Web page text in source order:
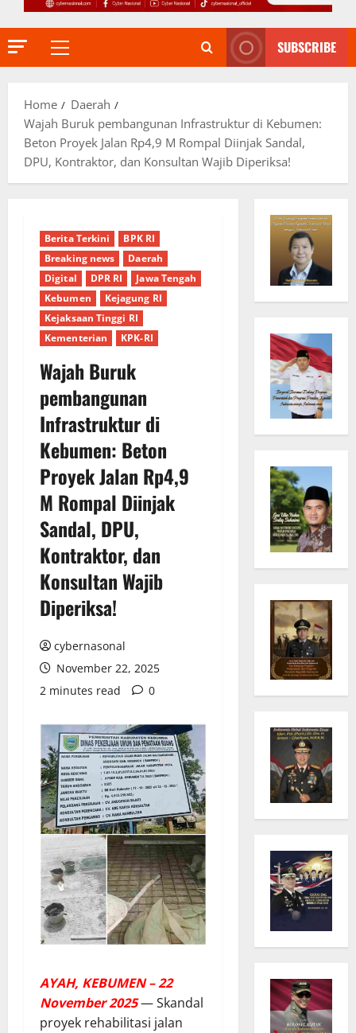
Primary
SUBSCRIBE
Home
Daerah
Wajah Buruk pembangunan Infrastruktur di Kebumen:
Beton Proyek Jalan Rp4,9 M Rompal Diinjak Sandal,
DPU, Kontraktor, dan Konsultan Wajib Diperiksa!
Berita Terkini
BPK RI
Breaking news
Daerah
Digital
DPR RI
Jawa Tengah
Kebumen
Kejagung RI
Kejaksaan Tinggi RI
Kementerian
KPK-RI
Wajah Buruk
pembangunan
Infrastruktur di
Kebumen: Beton
Proyek Jalan Rp4,9
M Rompal Diinjak
Sandal, DPU,
Kontraktor, dan
Konsultan Wajib
Diperiksa!
cybernasonal
November 22, 2025
2 minutes read
0
AYAH, KEBUMEN – 22
November 2025— Skandal
proyek rehabilitasi jalan